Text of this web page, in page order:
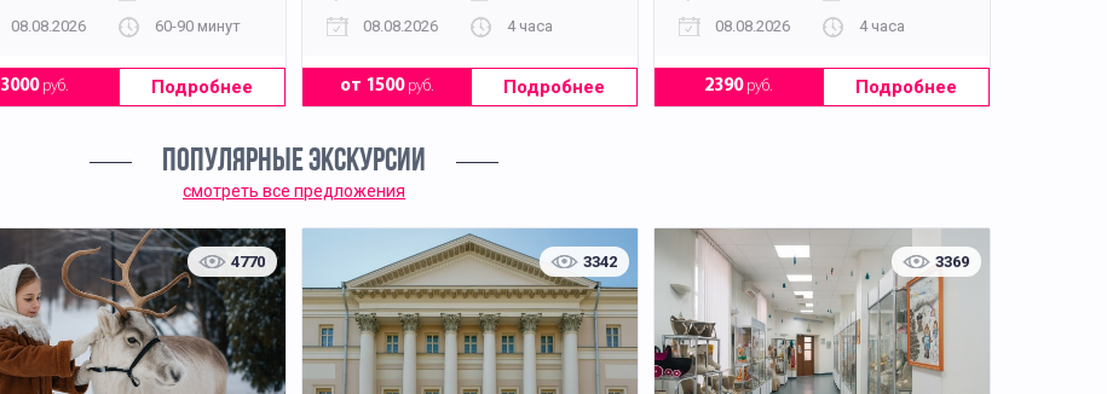
08.08.2026
60-90 минут
3000руб. Подробнее
08.08.2026
4 часа
от 1500руб. Подробнее
08.08.2026
4 часа
2390руб. Подробнее
ПОПУЛЯРНЫЕ ЭКСКУРСИИ
смотреть все предложения
4770 3342 3369